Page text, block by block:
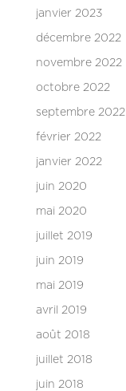
janvier 2023
décembre 2022
novembre 2022
octobre 2022
septembre 2022
février 2022
janvier 2022
juin 2020
mai 2020
juillet 2019
juin 2019
mai 2019
avril 2019
août 2018
juillet 2018
juin 2018